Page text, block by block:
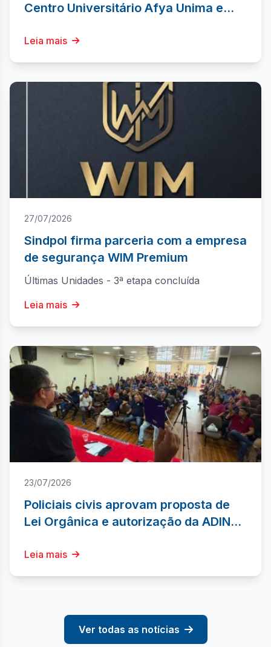
Centro Universitário Afya Unima e
cursos superiores
Leia mais
27/07/2026
Sindpol firma parceria com a empresa
de segurança WIM Premium
Últimas Unidades - 3ª etapa concluída
Leia mais
23/07/2026
Policiais civis aprovam proposta de
Lei Orgânica e autorização da ADIN
delegacias
Leia mais
Ver todas as notícias